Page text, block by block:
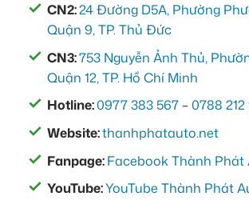
CN2:24 Đường D5A, Phường
Quận 9, TP. Thủ Đức
CN3:753 Nguyễn Ảnh Thủ,
Quận 12, TP. Hồ Chí Minh
Hotline:0977 383 567 –0788
Website:thanhphatauto.net
Fanpage:Facebook Thành Phát
YouTube:YouTube Thành Phát